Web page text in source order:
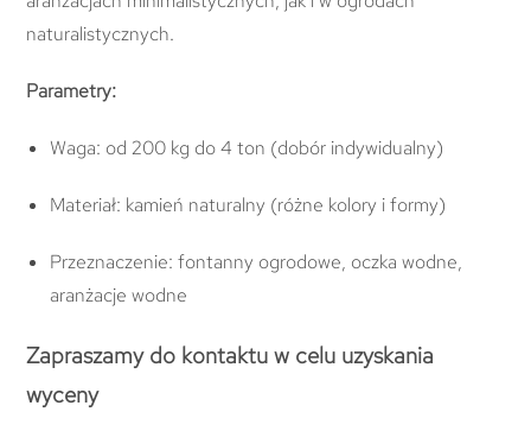
naturalistycznych.
Parametry:
Waga: od 200 kg do 4 ton (dobór indywidualny)
Materiał: kamień naturalny (różne kolory i formy)
Przeznaczenie: fontanny ogrodowe, oczka wodne,
aranżacje wodne
Zapraszamy do kontaktu w celu uzyskania
wyceny